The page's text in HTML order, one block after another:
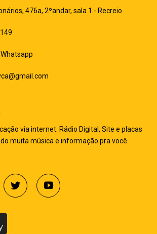
476a, 2ºandar, sala 1 - Recreio
via internet. Rádio Digital, Site e placas
muita música e informação pra você.